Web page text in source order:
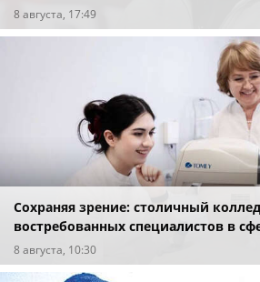
8 августа, 17:49
Сохраняя зрение: столичный
востребованных специалистов в
8 августа, 10:30